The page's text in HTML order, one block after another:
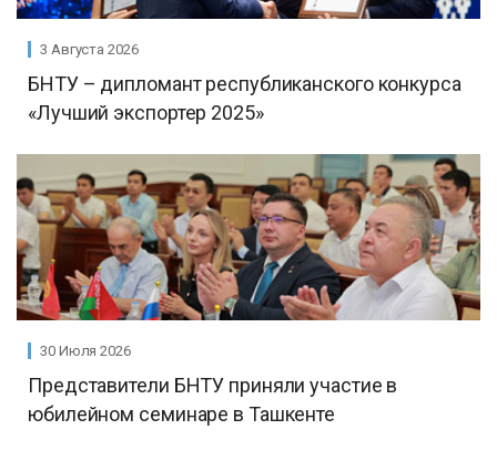
3 Августа 2026
БНТУ – дипломант республиканского конкурса
«Лучший экспортер 2025»
30 Июля 2026
Представители БНТУ приняли участие в
юбилейном семинаре в Ташкенте